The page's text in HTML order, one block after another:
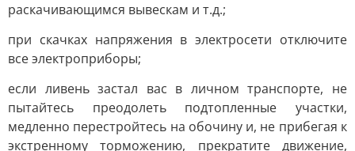
раскачивающимся вывескам и т.д.;
при скачках напряжения в электросети отключите
все электроприборы;
если ливень застал вас в личном транспорте, не
пытайтесь преодолеть подтопленные участки,
медленно перестройтесь на обочину и, не прибегая к
экстренному торможению, прекратите движение,